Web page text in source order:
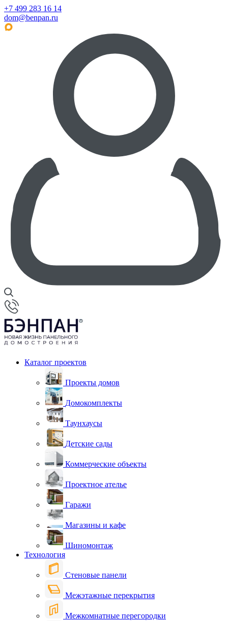
+7 499 283 16 14
dom@benpan.ru
Каталог проектов
Проекты домов
Домокомплекты
Таунхаусы
Детские сады
Коммерческие объекты
Проектное ателье
Гаражи
Магазины и кафе
Шиномонтаж
Технология
Стеновые панели
Межэтажные перекрытия
Межкомнатные перегородки